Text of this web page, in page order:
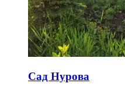
Сад Нурова